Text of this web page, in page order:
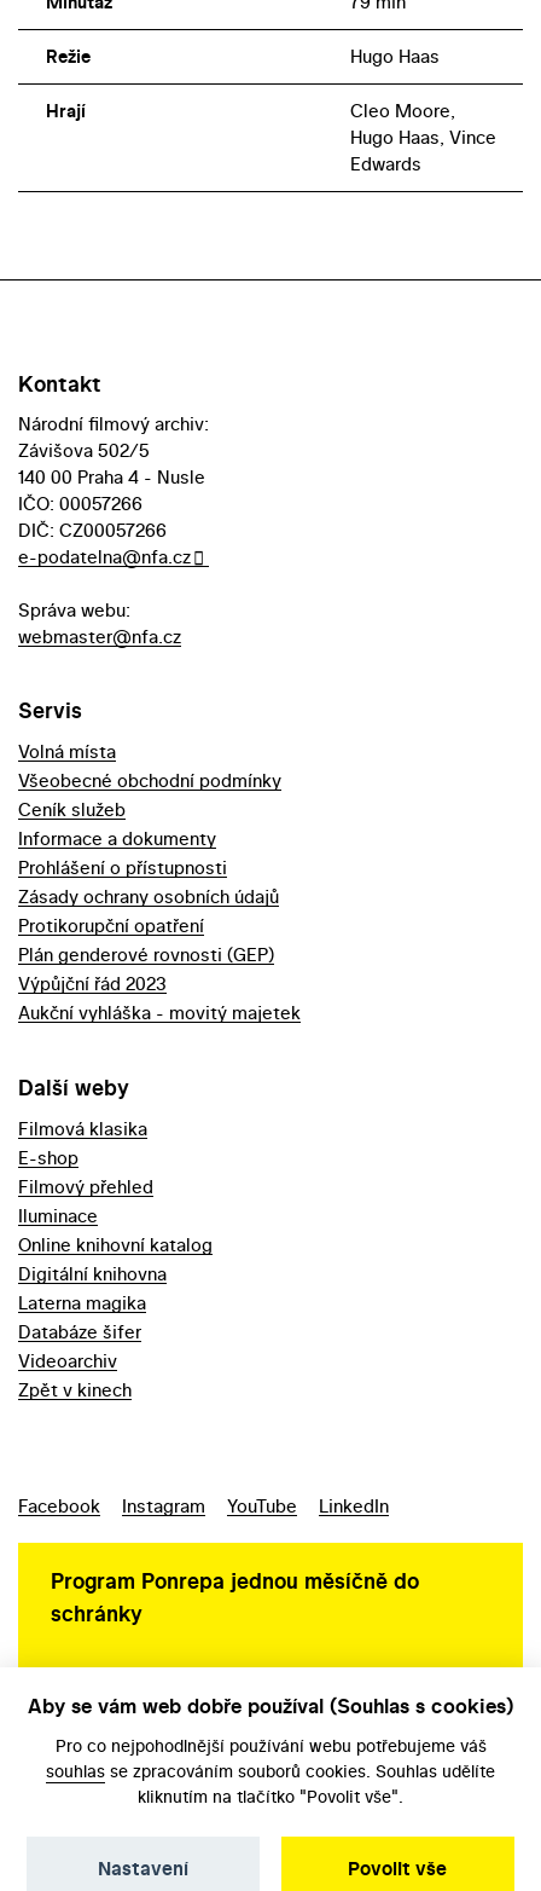
Režie Hugo Haas
Hrají
Cleo Moore,
Hugo Haas, Vince
Edwards
Kontakt
Národní filmový archiv:
Závišova 502/5
140 00 Praha 4 - Nusle
IČO: 00057266
DIČ: CZ00057266
e-podatelna@nfa.cz
Správa webu:
webmaster@nfa.cz
Servis
Volná místa
Všeobecné obchodní podmínky
Ceník služeb
Informace a dokumenty
Prohlášení o přístupnosti
Zásady ochrany osobních údajů
Protikorupční opatření
Plán genderové rovnosti (GEP)
Výpůjční řád 2023
Aukční vyhláška - movitý majetek
Další weby
Filmová klasika
E-shop
Filmový přehled
Iluminace
Online knihovní katalog
Digitální knihovna
Laterna magika
Databáze šifer
Videoarchiv
Zpět v kinech
Facebook Instagram YouTube LinkedIn
Program Ponrepa jednou měsíčně do
schránky
Aby se vám web dobře používal (Souhlas s cookies)
Pro co nejpohodlnější používání webu potřebujeme váš
souhlas se zpracováním souborů cookies. Souhlas udělíte
kliknutím na tlačítko "Povolit vše".
Povolit vše
Nastavení